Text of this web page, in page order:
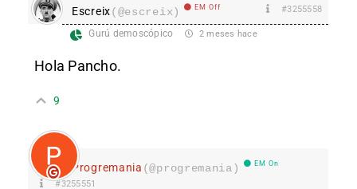
Escreix(@escreix) EM Off #3255558
Gurú demoscópico 2 meses hace
Hola Pancho.
9
Progremania (@progremania) EM On
#3255551